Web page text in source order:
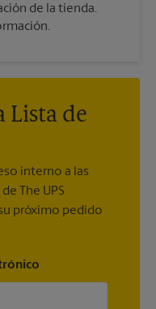
de la tienda.
Lista de
interno a las
The UPS
próximo pedido